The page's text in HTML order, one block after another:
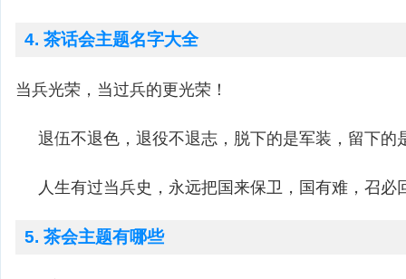
4. 茶话会主题名字大全
当兵光荣，当过兵的更光荣！
退伍不退色，退役不退志，脱下的是军装，留下的
人生有过当兵史，永远把国来保卫，国有难，召必
5. 茶会主题有哪些